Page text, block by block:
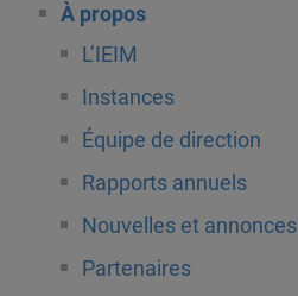
À propos
L’IEIM
Instances
Équipe de direction
Rapports annuels
Nouvelles et annonces
Partenaires